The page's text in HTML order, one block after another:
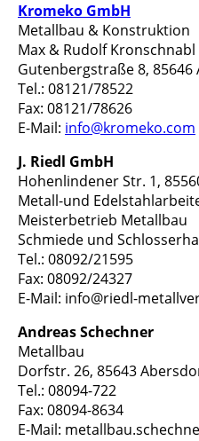
Kromeko GmbH
Metallbau & Konstruktion
Max & Rudolf Kronschnabl
Gutenbergstraße 8, 85646
Tel.: 08121/78522
Fax: 08121/78626
E-Mail: info@kromeko.com
J. Riedl GmbH
Hohenlindener Str. 1,
Metall-und
Meisterbetrieb Metallbau
Schmiede und
Tel.: 08092/21595
Fax: 08092/24327
E-Mail: info@riedl-
Andreas Schechner
Metallbau
Dorfstr. 26, 85643
Tel.: 08094-722
Fax: 08094-8634
E-Mail: